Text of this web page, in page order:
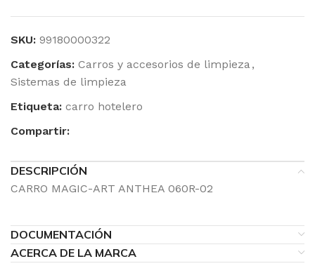
SKU: 99180000322
Categorías: Carros y accesorios de limpieza,
Sistemas de limpieza
Etiqueta: carro hotelero
Compartir:
DESCRIPCIÓN
CARRO MAGIC-ART ANTHEA 060R-02
DOCUMENTACIÓN
ACERCA DE LA MARCA